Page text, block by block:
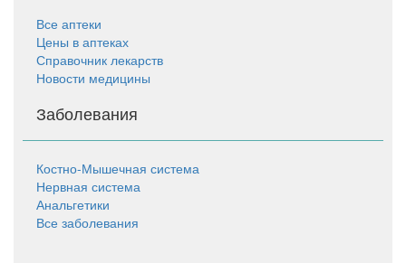
Все аптеки
Цены в аптеках
Справочник лекарств
Новости медицины
Заболевания
Костно-Мышечная система
Нервная система
Анальгетики
Все заболевания